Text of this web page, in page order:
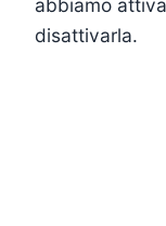
abbiamo
disattivarla.